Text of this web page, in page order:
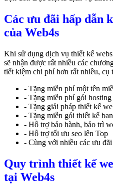
Các ưu đãi hấp dẫn
của Web4s
Khi sử dụng dịch vụ thiết kế
sẽ nhận được rất nhiều các
tiết kiệm chi phí hơn rất nhiều, cụ
- Tặng miễn phí một tên
- Tặng miễn phí gói hosting
- Tặng giải pháp thiết kế
- Tặng miễn gói thiết kế
- Hỗ trợ bảo hành, bảo trì
- Hỗ trợ tối ưu seo lên Top
- Cùng với nhiều các ưu
Quy trình thiết kế
tại Web4s